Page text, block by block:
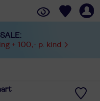
+ 100,- p. kind